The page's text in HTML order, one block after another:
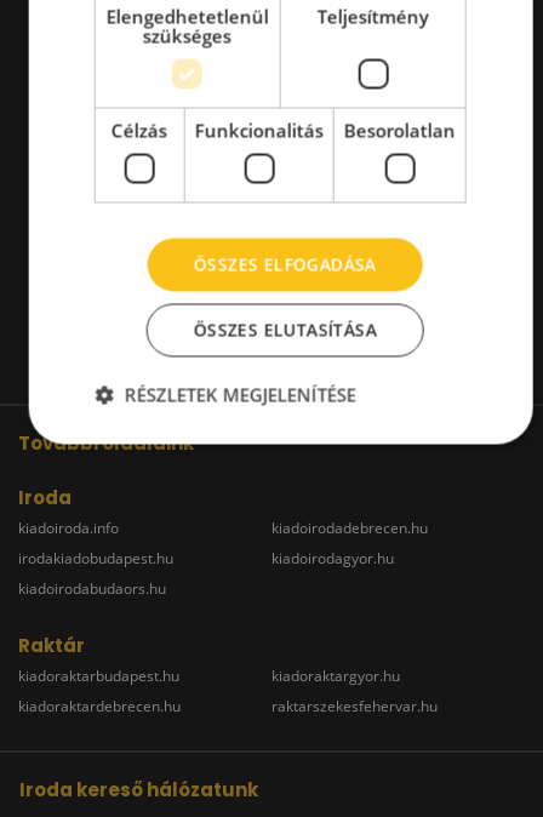
További oldalaink
Iroda
kiadoiroda.info
irodakiadobudapest.hu
kiadoirodabudaors.hu
kiadoirodadebrecen.hu
kiadoirodagyor.hu
Raktár
kiadoraktarbudapest.hu
kiadoraktardebrecen.hu
kiadoraktargyor.hu
raktarszekesfehervar.hu
Iroda kereső hálózatunk
Elengedhetetlenül
szükséges
Teljesítmény
Célzás Funkcionalitás Besorolatlan
ÖSSZES ELFOGADÁSA
ÖSSZES ELUTASÍTÁSA
RÉSZLETEK MEGJELENÍTÉSE